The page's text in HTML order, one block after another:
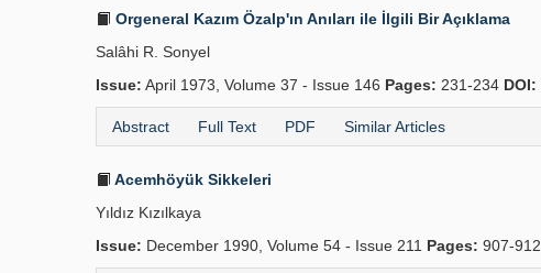
Orgeneral Kazım Özalp'ın Anıları ile İlgili Bir Açıklama
Salâhi R. Sonyel
Issue: April 1973, Volume 37 - Issue 146 Pages: 231-234 DOI:
Abstract Full Text PDF Similar Articles
Acemhöyük Sikkeleri
Yıldız Kızılkaya
Issue: December 1990, Volume 54 - Issue 211 Pages: 907-912